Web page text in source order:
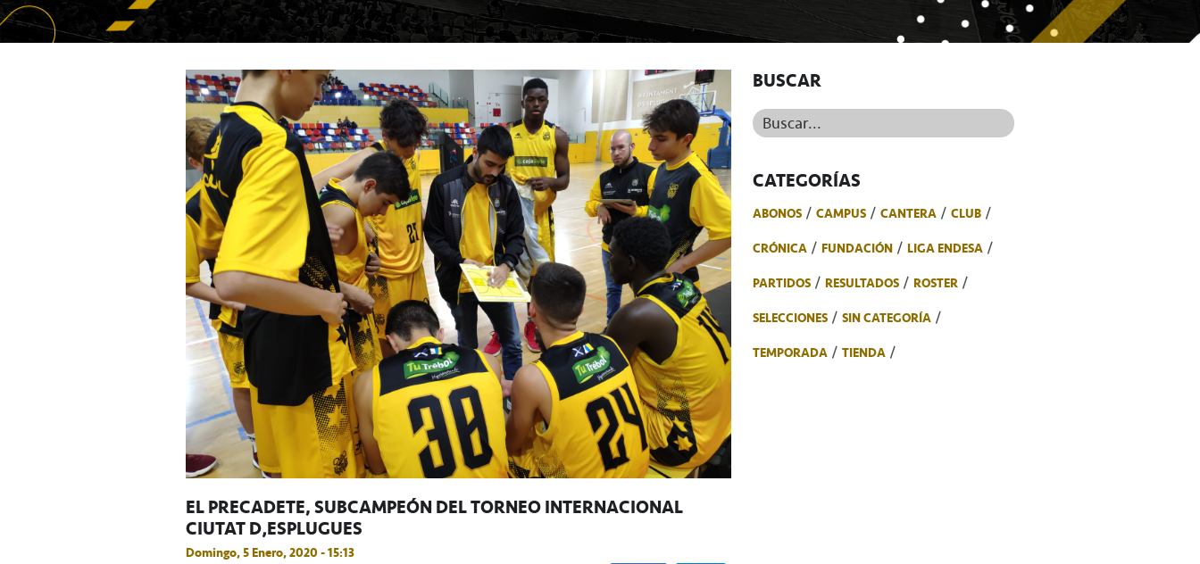
EL PRECADETE, SUBCAMPEÓN DEL TORNEO INTERNACIONAL
CIUTAT D’ESPLUGUES
Domingo, 5 Enero, 2020 - 15:13
BUSCAR
Buscar...
CATEGORÍAS
ABONOS CAMPUS CANTERA
CLUB
CRÓNICA
FUNDACIÓN
LIGA ENDESA
PARTIDOS
RESULTADOS
ROSTER
SELECCIONES
SIN CATEGORÍA
TEMPORADA
TIENDA